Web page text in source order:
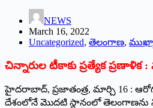
NEWS
March 16, 2022
Uncategorized, తెలంగాణ,
చిన్నారుల టీకాకు ప్రత్యేక ప్రణాళిక
హైదరాబాద్‌, ‌ప్రజాతంత్ర, మార్చి 16 :
దేశంలోనే మొదటి స్థానంలో తెలంగాణను